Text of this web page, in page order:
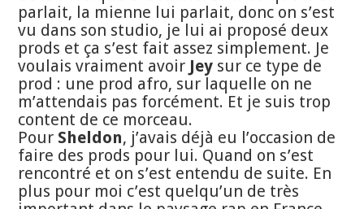
parlait, la mienne lui parlait, donc on s’est
vu dans son studio, je lui ai proposé deux
prods et ça s’est fait assez simplement. Je
voulais vraiment avoir Jey sur ce type de
prod : une prod afro, sur laquelle on ne
m’attendais pas forcément. Et je suis trop
content de ce morceau.
Pour Sheldon, j’avais déjà eu l’occasion de
faire des prods pour lui. Quand on s’est
rencontré et on s’est entendu de suite. En
plus pour moi c’est quelqu’un de très